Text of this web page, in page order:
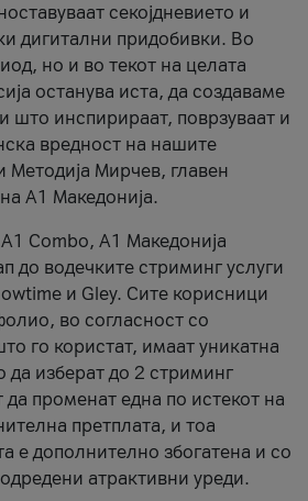
секојдневието и
дигитални придобивки. Во
но и во текот на целата
останува иста, да создаваме
што инспирираат, поврзуваат и
вредност на нашите
Методија Мирчев, главен
А1 Македонија.
Combo, А1 Македонија
до водечките стриминг услуги
и Gley. Сите корисници
во согласност со
го користат, имаат уникатна
изберат до 2 стриминг
променат една по истекот на
претплата, и тоа
е дополнително збогатена и со
атрактивни уреди.